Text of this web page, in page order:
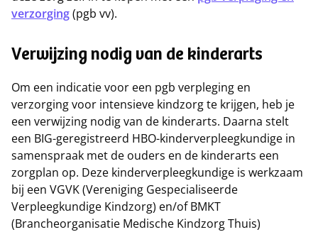
verzorging(pgb vv).
Verwijzing nodig van de kinderarts
Om een indicatie voor een pgb verpleging en
verzorging voor intensieve kindzorg te krijgen, heb je
een verwijzing nodig van de kinderarts. Daarna stelt
een BIG-geregistreerd HBO-kinderverpleegkundige in
samenspraak met de ouders en de kinderarts een
zorgplan op. Deze kinderverpleegkundige is werkzaam
bij een VGVK (Vereniging Gespecialiseerde
Verpleegkundige Kindzorg) en/of BMKT
(Brancheorganisatie Medische Kindzorg Thuis)